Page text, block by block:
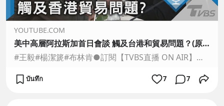
YOUTUBE.COM
美中高層阿拉斯加首日會談 觸及台港和貿易問題？(原音呈現)｜完整版｜20210319｜TVBS新聞｜LIVE
#王毅#楊潔篪#布林肯●訂閱【TVBS直播 ON AIR】精彩直播不錯過👉https://pse.is/3c4lrn●下載【TVBS新聞APP】最即時的新聞資訊👉https://tvbsnews.pse.is/SHMU9●按讚【TVBS新聞FB】網路熱話題👉https://tvbsnews.pse.is/R...
บันทึก 7 7